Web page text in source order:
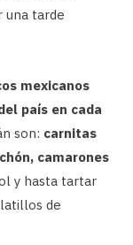
una tarde
mexicanos
país en cada
son: carnitas
camarones
y hasta tartar
de